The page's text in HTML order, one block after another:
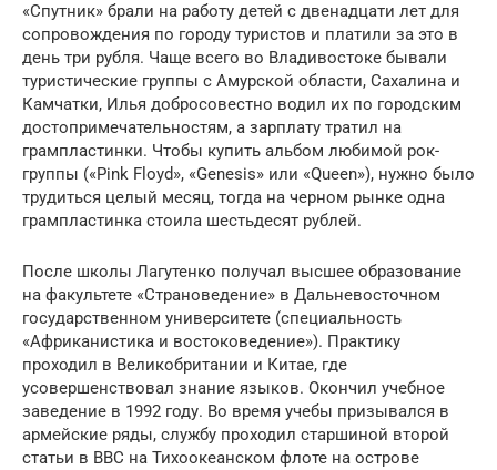
«Спутник» брали на работу детей с двенадцати лет для
сопровождения по городу туристов и платили за это в
день три рубля. Чаще всего во Владивостоке бывали
туристические группы с Амурской области, Сахалина и
Камчатки, Илья добросовестно водил их по городским
достопримечательностям, а зарплату тратил на
грампластинки. Чтобы купить альбом любимой рок-
группы («Pink Floyd», «Genesis» или «Queen»), нужно было
трудиться целый месяц, тогда на черном рынке одна
грампластинка стоила шестьдесят рублей.
После школы Лагутенко получал высшее образование
на факультете «Страноведение» в Дальневосточном
государственном университете (специальность
«Африканистика и востоковедение»). Практику
проходил в Великобритании и Китае, где
усовершенствовал знание языков. Окончил учебное
заведение в 1992 году. Во время учебы призывался в
армейские ряды, службу проходил старшиной второй
статьи в ВВС на Тихоокеанском флоте на острове